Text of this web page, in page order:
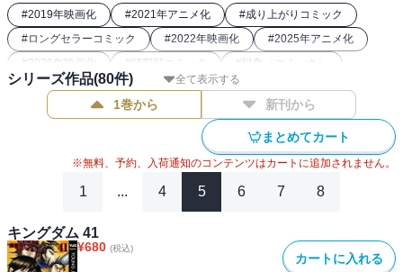
#2019年映画化 #2021年アニメ化 #成り上がりコミック
#ロングセラーコミック #2022年映画化 #2025年アニメ化
#2026年映画化 # 頭脳戦コミック #戦争（コミック）
#2025年ストア人気コミック #2024年アニメ化
歴史系漫画（中国） #
26年夏ドラマ・映画化
2022年アニメ化
歴史漫画
2020年アニメ化 # キングダム関連作 #アニメ化
26年春ドラマ・映画化 2023年映画化 2024年映画化
全て表示する
シリーズ作品(80件)
1巻から 新刊から
まとめてカート
※無料、予約、入荷通知のコンテンツはカートに追加されません。
1 ... 4 5 6 7 8
キングダム 41
¥680 (税込)
カートに入れる